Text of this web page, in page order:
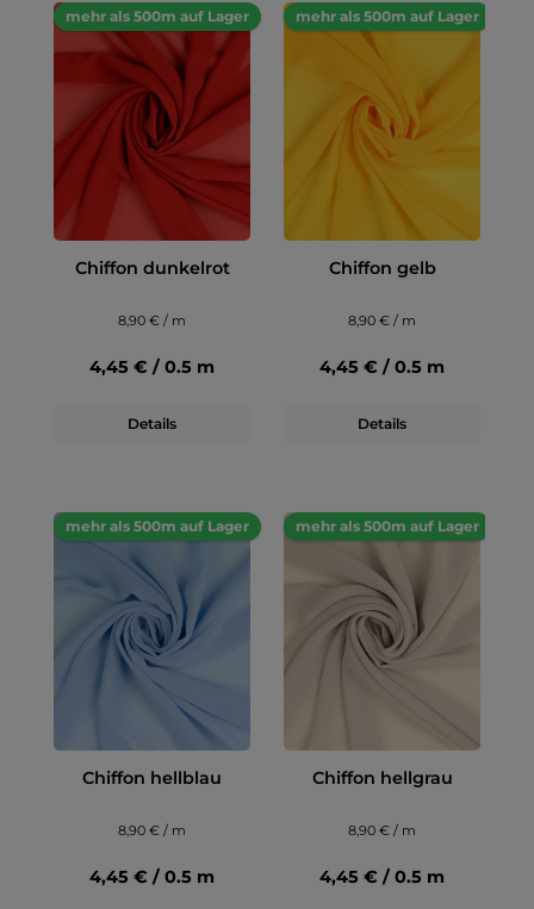
mehr als 500m auf Lager
Chiffon dunkelrot
8,90 € / m
4,45 € / 0.5 m
Details
mehr als 500m auf Lager
Chiffon gelb
8,90 € / m
4,45 € / 0.5 m
Details
mehr als 500m auf Lager
Chiffon hellblau
8,90 € / m
4,45 € / 0.5 m
mehr als 500m auf Lager
Chiffon hellgrau
8,90 € / m
4,45 € / 0.5 m